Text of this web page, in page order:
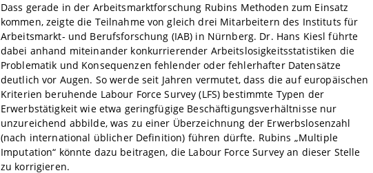
Dass gerade in der Arbeitsmarktforschung Rubins Methoden zum Einsatz
kommen, zeigte die Teilnahme von gleich drei Mitarbeitern des Instituts für
Arbeitsmarkt- und Berufsforschung (IAB) in Nürnberg. Dr. Hans Kiesl führte
dabei anhand miteinander konkurrierender Arbeitslosigkeitsstatistiken die
Problematik und Konsequenzen fehlender oder fehlerhafter Datensätze
deutlich vor Augen. So werde seit Jahren vermutet, dass die auf europäischen
Kriterien beruhende Labour Force Survey (LFS) bestimmte Typen der
Erwerbstätigkeit wie etwa geringfügige Beschäftigungsverhältnisse nur
unzureichend abbilde, was zu einer Überzeichnung der Erwerbslosenzahl
(nach international üblicher Definition) führen dürfte. Rubins „Multiple
Imputation“ könnte dazu beitragen, die Labour Force Survey an dieser Stelle
zu korrigieren.